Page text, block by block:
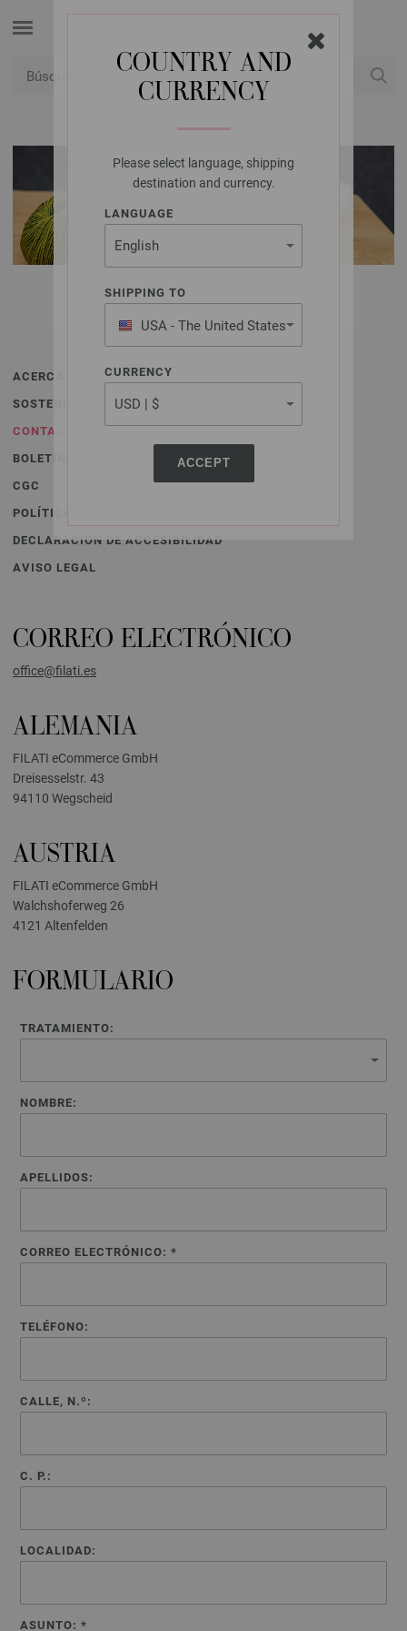
COUNTRY AND
CURRENCY
Please select language, shipping
destination and currency.
LANGUAGE
SHIPPING TO
USA - The United States
of America
CURRENCY
ACCEPT
CONTACTO
ACERCA DE FILATI
SOSTENIBILIDAD
CONTACTO
BOLETÍN DE NOTICIAS
CGC
POLÍTICA DE PROTECCIÓN DE DATOS
DECLARACIÓN DE ACCESIBILIDAD
AVISO LEGAL
CORREO ELECTRÓNICO
office@filati.es
ALEMANIA
FILATI eCommerce GmbH
Dreisesselstr. 43
94110 Wegscheid
AUSTRIA
FILATI eCommerce GmbH
Walchshoferweg 26
4121 Altenfelden
FORMULARIO
TRATAMIENTO:
NOMBRE:
APELLIDOS:
CORREO ELECTRÓNICO: *
TELÉFONO:
CALLE, N.º:
C. P.:
LOCALIDAD:
ASUNTO: *